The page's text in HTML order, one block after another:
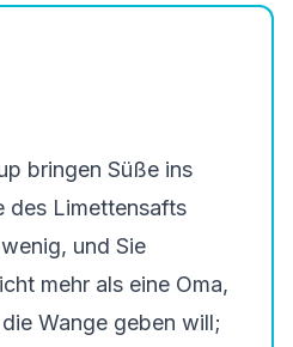
bringen Süße ins
des Limettensafts
und Sie
mehr als eine Oma,
Wange geben will;